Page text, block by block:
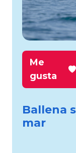
Me
gusta
Ballena
mar